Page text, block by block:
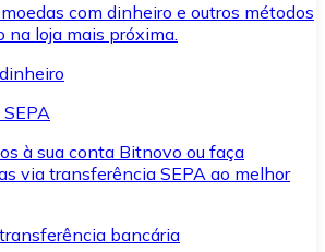
com dinheiro e outros métodos
na loja mais próxima.
à sua conta Bitnovo ou faça
via transferência SEPA ao melhor
bancária